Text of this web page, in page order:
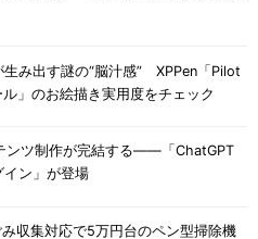
生み出す謎の“脳汁感” XPPen「Pilot
」のお絵描き実用度をチェック
ンツ制作が完結する――「ChatGPT
イン」が登場
収集対応で5万円台のペン型掃除機